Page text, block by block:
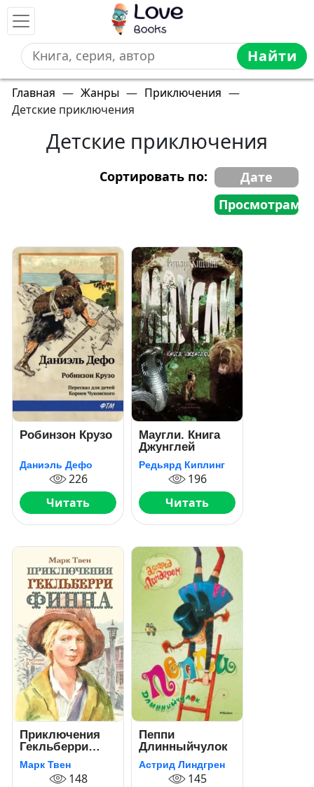
Найти
Главная — Жанры — Приключения —
Детские приключения
Детские приключения
Сортировать по:
Дате
Просмотрам
Робинзон Крузо
Даниэль Дефо
226
Читать
Маугли. Книга
Джунглей
Редьярд Киплинг
196
Читать
Приключения
Гекльберри
Финна
Марк Твен
148
Пеппи
Длинныйчулок
Астрид Линдгрен
145